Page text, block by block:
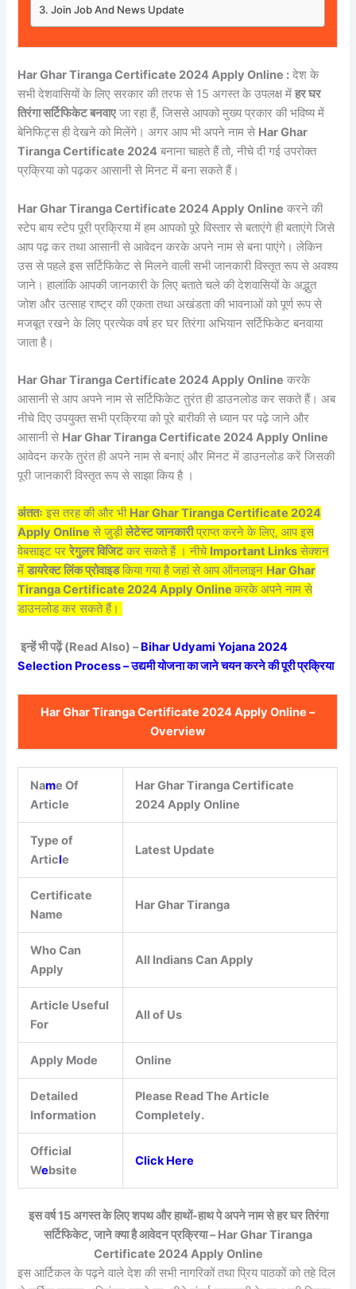
Join Job And News Update
Har Ghar Tiranga Certificate 2024 Apply Online : देश के
सभी देशवासियों के लिए सरकार की तरफ से 15 अगस्त के उपलक्ष मेंहर घर
तिरंगा सर्टिफिकेट बनवाएजा रहा हैं, जिससे आपको मुख्य प्रकार की भविष्य में
बेनिफिट्स ही देखने को मिलेंगे। अगर आप भी अपने नाम से Har Ghar
Tiranga Certificate 2024 बनाना चाहते हैं तो, नीचे दी गई उपरोक्त
प्रक्रिया को पढ़कर आसानी से मिनट में बना सकते हैं।
Har Ghar Tiranga Certificate 2024 Apply Online करने की
स्टेप बाय स्टेप पूरी प्रक्रिया में हम आपको पूरे विस्तार से बताएंगे ही बताएंगे जिसे
आप पढ़ कर तथा आसानी से आवेदन करके अपने नाम से बना पाएंगे। लेकिन
उस से पहले इस सर्टिफिकेट से मिलने वाली सभी जानकारी विस्तृत रूप से अवश्य
जाने। हालांकि आपकी जानकारी के लिए बताते चले की देशवासियों के अद्भुत
जोश और उत्साह राष्ट्र की एकता तथा अखंडता की भावनाओं को पूर्ण रूप से
मजबूत रखने के लिए प्रत्येक वर्ष हर घर तिरंगा अभियान सर्टिफिकेट बनवाया
जाता है।
Har Ghar Tiranga Certificate 2024 Apply Online करके
आसानी से आप अपने नाम से सर्टिफिकेट तुरंत ही डाउनलोड कर सकते हैं। अब
नीचे दिए उपयुक्त सभी प्रक्रिया को पूरे बारीकी से ध्यान पर पढ़े जाने और
आसानी से Har Ghar Tiranga Certificate 2024 Apply Online
आवेदन करके तुरंत ही अपने नाम से बनाएं और मिनट में डाउनलोड करें जिसकी
पूरी जानकारी विस्तृत रूप से साझा किय है ।
अंततः इस तरह की और भी Har Ghar Tiranga Certificate 2024
Apply Online से जुड़ीलेटेस्ट जानकारीप्राप्त करने के लिए, आप इस
वेबसाइट पररेगुलर विजिटकर सकते हैं । नीचे Important Links सेक्शन
मेंडायरेक्ट लिंक प्रोवाइडकिया गया है जहां से आप ऑनलाइन Har Ghar
Tiranga Certificate 2024 Apply Onlineकरके अपने नाम से
डाउनलोड कर सकते हैं।
इन्हें भी पढ़ें (Read Also) –Bihar Udyami Yojana 2024
Selection Process – उद्यमी योजना का जाने चयन करने की पूरी प्रक्रिया
Har Ghar Tiranga Certificate 2024 Apply Online –
Overview
Name Of
Article
Har Ghar Tiranga Certificate
2024 Apply Online
Type of
Article
Latest Update
Certificate
Name
Har Ghar Tiranga
Who Can
Apply
All Indians Can Apply
Article Useful
For
All of Us
Apply Mode Online
Detailed
Information
Please Read The Article
Completely.
Official
Website
Click Here
इस वर्ष 15 अगस्त के लिए शपथ और हाथों-हाथ पे अपने नाम से हर घर तिरंगा
सर्टिफिकेट, जाने क्या है आवेदन प्रक्रिया – Har Ghar Tiranga
Certificate 2024 Apply Online
इस आर्टिकल के पढ़ने वाले देश की सभी नागरिकों तथा प्रिय पाठकों को तहे दिल